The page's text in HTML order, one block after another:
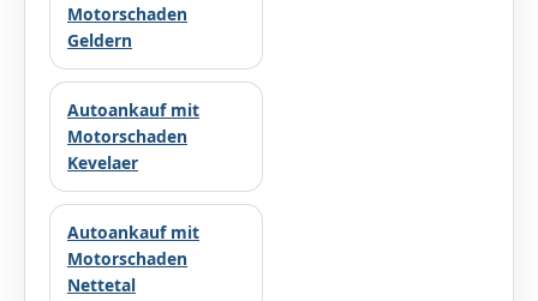
Motorschaden
Geldern
Autoankauf mit
Motorschaden
Kevelaer
Autoankauf mit
Motorschaden
Nettetal